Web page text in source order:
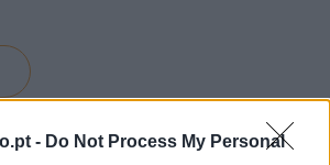
- Do Not Process My Personal